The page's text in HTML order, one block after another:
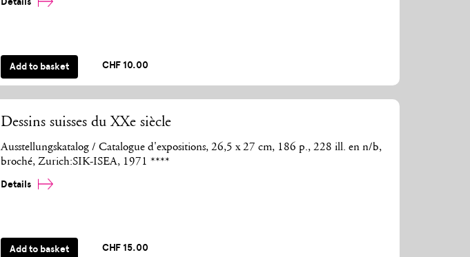
Add to basket CHF 10.00
Dessins suisses du XXe siècle
Ausstellungskatalog / Catalogue d'expositions, 26,5 x 27 cm, 186 p., 228 ill. en n/b,
broché, Zurich:SIK-ISEA, 1971 ****
Details
Add to basket CHF 15.00